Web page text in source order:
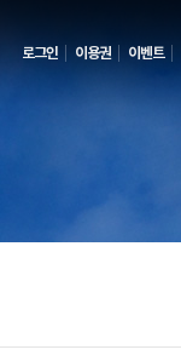
로그인 이용권 이벤트